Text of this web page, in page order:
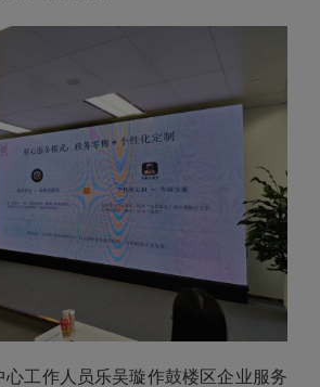
心工作人员乐吴璇作鼓楼区企业服务